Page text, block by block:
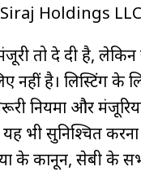
Siraj Holdings
तो दे दी है, लेकिन
नहीं है। लिस्टिंग के
नियमों और
भी सुनिश्चित
के कानून, सेबी के